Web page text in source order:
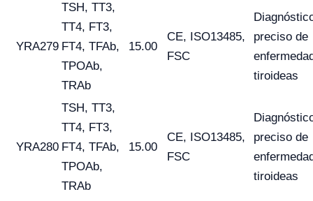
YRA279
TSH, TT3,
TT4, FT3,
FT4, TFAb,
TPOAb,
TRAb
15.00
CE, ISO13485,
FSC
preciso de
tiroideas
YRA280
TSH, TT3,
TT4, FT3,
FT4, TFAb,
TPOAb,
TRAb
15.00
CE, ISO13485,
FSC
preciso de
tiroideas